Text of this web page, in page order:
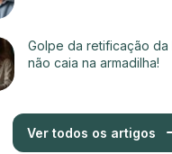
Golpe da retificação da
não caia na armadilha!
Ver todos os artigos